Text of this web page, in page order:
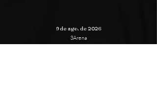
9 de ago. de 2026
3Arena